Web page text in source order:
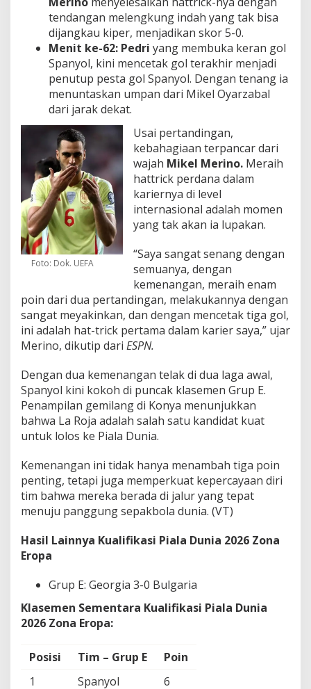
tendangan melengkung indah yang tak bisa
dijangkau kiper, menjadikan skor 5-0.
Menit ke-62: Pedri yang membuka keran gol
Spanyol, kini mencetak gol terakhir menjadi
penutup pesta gol Spanyol. Dengan tenang ia
menuntaskan umpan dari Mikel Oyarzabal
dari jarak dekat.
Foto: Dok. UEFA
Usai pertandingan,
kebahagiaan terpancar dari
wajah Mikel Merino. Meraih
hattrick perdana dalam
kariernya di level
internasional adalah momen
yang tak akan ia lupakan.
“Saya sangat senang dengan
semuanya, dengan
kemenangan, meraih enam
poin dari dua pertandingan, melakukannya dengan
sangat meyakinkan, dan dengan mencetak tiga gol,
ini adalah hat-trick pertama dalam karier saya,” ujar
Merino, dikutip dari ESPN.
Dengan dua kemenangan telak di dua laga awal,
Spanyol kini kokoh di puncak klasemen Grup E.
Penampilan gemilang di Konya menunjukkan
bahwa La Roja adalah salah satu kandidat kuat
untuk lolos ke Piala Dunia.
Kemenangan ini tidak hanya menambah tiga poin
penting, tetapi juga memperkuat kepercayaan diri
tim bahwa mereka berada di jalur yang tepat
menuju panggung sepakbola dunia. (VT)
Hasil Lainnya Kualifikasi Piala Dunia 2026 Zona
Eropa
Grup E: Georgia 3-0 Bulgaria
Klasemen Sementara Kualifikasi Piala Dunia
2026 Zona Eropa:
Posisi Tim – Grup E
Poin
1
Spanyol 6